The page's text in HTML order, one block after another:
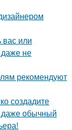
или
не
рекомендуют
создадите
даже обычный